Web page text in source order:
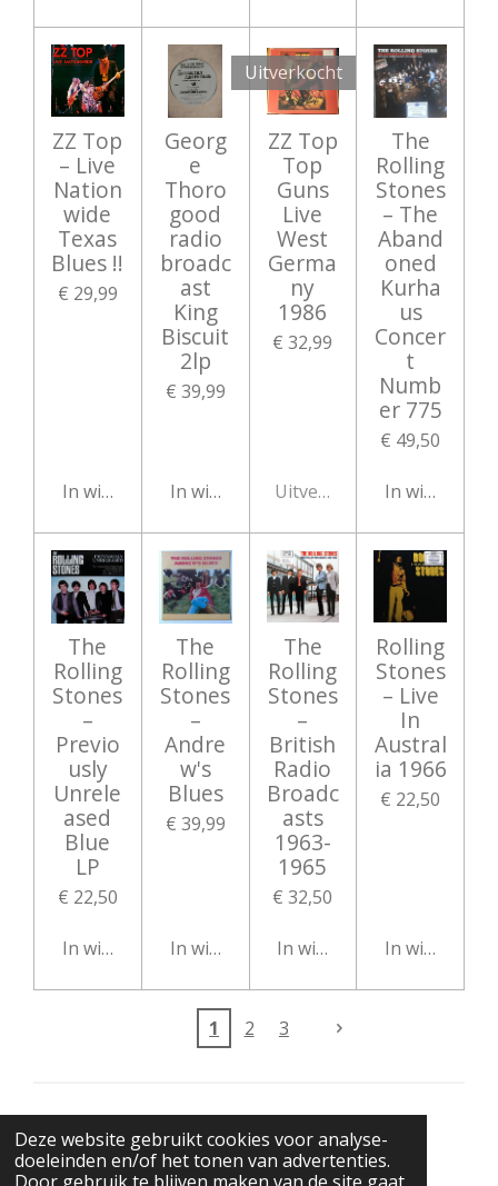
Deze website gebruikt cookies voor analyse-
doeleinden en/of het tonen van advertenties.
ZZ Top
– Live
Nation
wide
Texas
Blues !!
€ 29,99
In winkelwagen
Georg
e
Thoro
good
radio
broadc
ast
King
Biscuit
2lp
€ 39,99
In winkelwagen
Uitverkocht
ZZ Top
Top
Guns
Live
West
Germa
ny
1986
€ 32,99
Uitverkocht
The
Rolling
Stones
‎– The
Aband
oned
Kurha
us
Concer
t
Numb
er 775
€ 49,50
In
The
Rolling
Stones
–
Previo
usly
Unrele
ased
Blue
LP
€ 22,50
In winkelwagen
The
Rolling
Stones
–
Andre
w's
Blues
€ 39,99
In winkelwagen
The
Rolling
Stones
–
British
Radio
Broadc
asts
1963-
1965
€ 32,50
In winkelwagen
Rolling
Stones
– Live
In
Austral
ia 1966
€ 22,50
In
1 2 3
© 2021 BigBadWolfRecords
Powered byJouwWeb